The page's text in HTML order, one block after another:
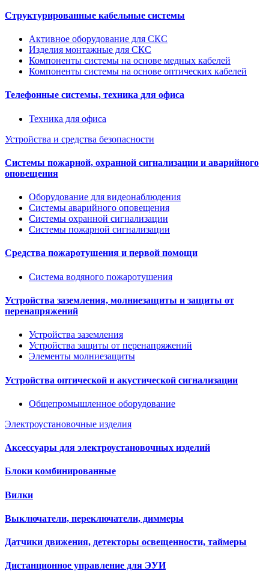
Структурированные кабельные системы
Активное оборудование для СКС
Изделия монтажные для СКС
Компоненты системы на основе медных кабелей
Компоненты системы на основе оптических кабелей
Телефонные системы, техника для офиса
Техника для офиса
Устройства и средства безопасности
Системы пожарной, охранной сигнализации и аварийного
оповещения
Оборудование для видеонаблюдения
Системы аварийного оповещения
Системы охранной сигнализации
Системы пожарной сигнализации
Средства пожаротушения и первой помощи
Система водяного пожаротушения
Устройства заземления, молниезащиты и защиты от
перенапряжений
Устройства заземления
Устройства защиты от перенапряжений
Элементы молниезащиты
Устройства оптической и акустической сигнализации
Общепромышленное оборудование
Электроустановочные изделия
Аксессуары для электроустановочных изделий
Блоки комбинированные
Вилки
Выключатели, переключатели, диммеры
Датчики движения, детекторы освещенности, таймеры
Дистанционное управление для ЭУИ